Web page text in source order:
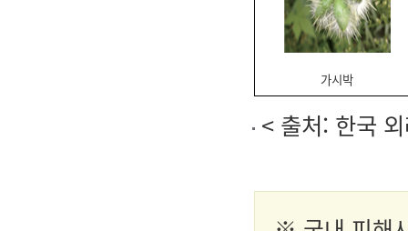
가시박
< 출처: 한국